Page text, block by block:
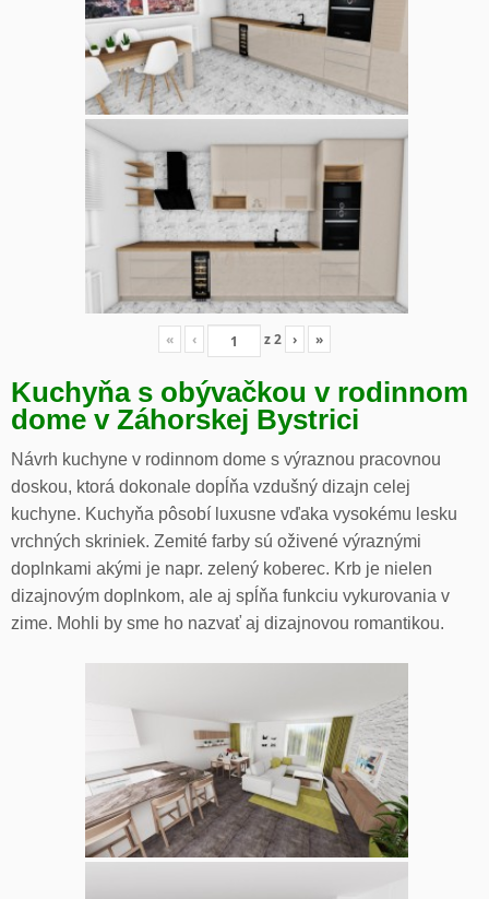
« ‹ z2 › »
Kuchyňa s obývačkou v rodinnom
dome v Záhorskej Bystrici
Návrh kuchyne v rodinnom dome s výraznou pracovnou
doskou, ktorá dokonale dopĺňa vzdušný dizajn celej
kuchyne. Kuchyňa pôsobí luxusne vďaka vysokému lesku
vrchných skriniek. Zemité farby sú oživené výraznými
doplnkami akými je napr. zelený koberec. Krb je nielen
dizajnovým doplnkom, ale aj spĺňa funkciu vykurovania v
zime. Mohli by sme ho nazvať aj dizajnovou romantikou.